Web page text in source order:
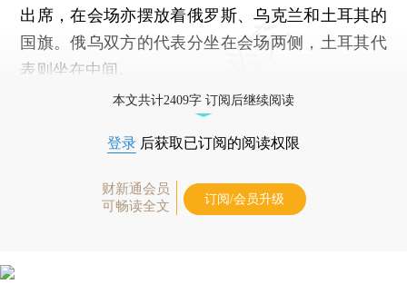
出席，在会场亦摆放着俄罗斯、乌克兰和土耳其的
国旗。俄乌双方的代表分坐在会场两侧，土耳其代
表则坐在中间。
本文共计2409字 订阅后继续阅读
登录 后获取已订阅的阅读权限
财新通会员
可畅读全文
订阅/会员升级